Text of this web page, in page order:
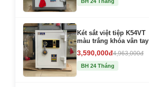
Két sắt việt tiệp K54VT
màu trắng khóa vân tay
3,590,000đ4,963,000đ
BH 24 Tháng